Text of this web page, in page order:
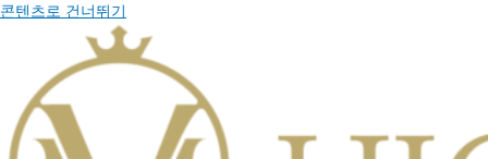
콘텐츠로 건너뛰기